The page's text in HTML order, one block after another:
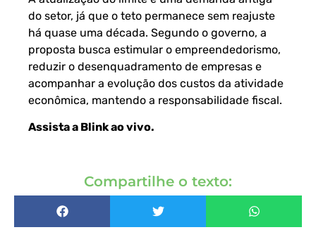
do setor, já que o teto permanece sem reajuste
há quase uma década. Segundo o governo, a
proposta busca estimular o empreendedorismo,
reduzir o desenquadramento de empresas e
acompanhar a evolução dos custos da atividade
econômica, mantendo a responsabilidade fiscal.
Assista a Blink ao vivo.
Compartilhe o texto: